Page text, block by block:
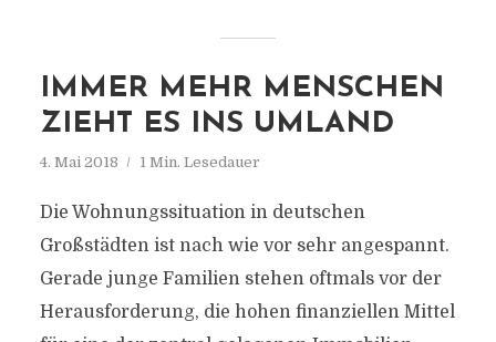
IMMER MEHR MENSCHEN
ZIEHT ES INS UMLAND
4. Mai 2018 1 Min. Lesedauer
Die Wohnungssituation in deutschen
Großstädten ist nach wie vor sehr angespannt.
Gerade junge Familien stehen oftmals vor der
Herausforderung, die hohen finanziellen Mittel